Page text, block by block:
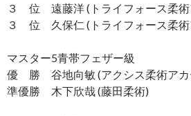
３ 位 遠藤洋 (トライフォース柔術
３ 位 久保仁 (トライフォース柔術
マスター5青帯フェザー級
優 勝 谷地向敏 (アクシス柔術アカ
準優勝 木下欣哉 (藤田柔術)